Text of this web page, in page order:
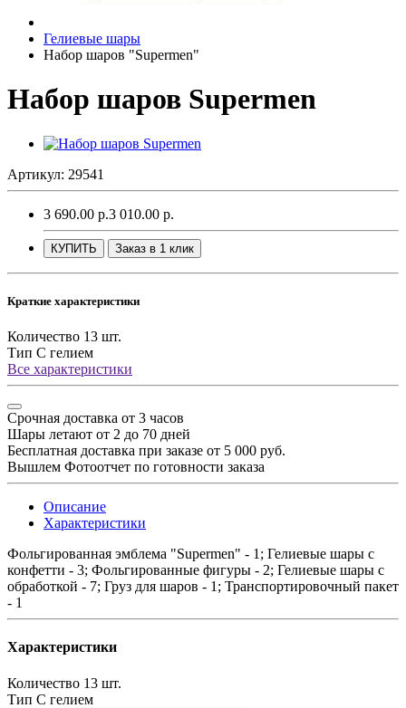
Гелиевые шары
Набор шаров "Supermen"
Набор шаров Supermen
Артикул: 29541
3 690.00 р.3 010.00 р.
КУПИТЬ Заказ в 1 клик
Краткие характеристики
Количество 13 шт.
Тип С гелием
Все характеристики
Срочная доставка от 3 часов
Шары летают от 2 до 70 дней
Бесплатная доставка при заказе от 5 000 руб.
Вышлем Фотоотчет по готовности заказа
Описание
Характеристики
Фольгированная эмблема "Supermen" - 1; Гелиевые шары с
конфетти - 3; Фольгированные фигуры - 2; Гелиевые шары с
обработкой - 7; Груз для шаров - 1; Транспортировочный пакет
- 1
Характеристики
Количество 13 шт.
Тип С гелием